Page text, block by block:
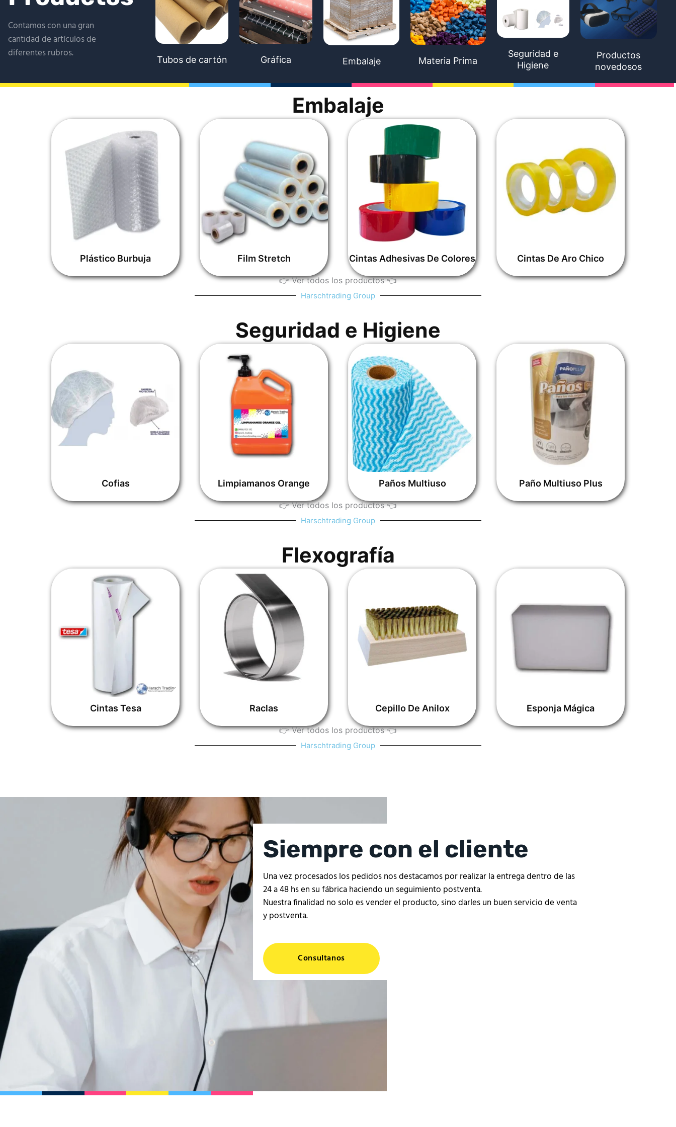
Contamos con una gran
cantidad de artículos de
diferentes rubros.
Tubos de cartón Gráfica Embalaje Materia Prima
Seguridad e
Higiene
Productos
novedosos
Embalaje
Plástico Burbuja Film Stretch Cintas Adhesivas De Colores Cintas De Aro Chico
👉​ Ver todos los productos ​👈
Harschtrading Group
Seguridad e Higiene
Cofias Limpiamanos Orange Paños Multiuso Paño Multiuso Plus
👉​ Ver todos los productos ​👈
Harschtrading Group
Flexografía
Cintas Tesa Raclas Cepillo De Anilox Esponja Mágica
👉​ Ver todos los productos ​👈
Harschtrading Group
Siempre con el cliente
Una vez procesados los pedidos nos destacamos por realizar la entrega dentro de las
24 a 48 hs en su fábrica haciendo un seguimiento postventa.
Nuestra finalidad no solo es vender el producto, sino darles un buen servicio de venta
y postventa.
Consultanos